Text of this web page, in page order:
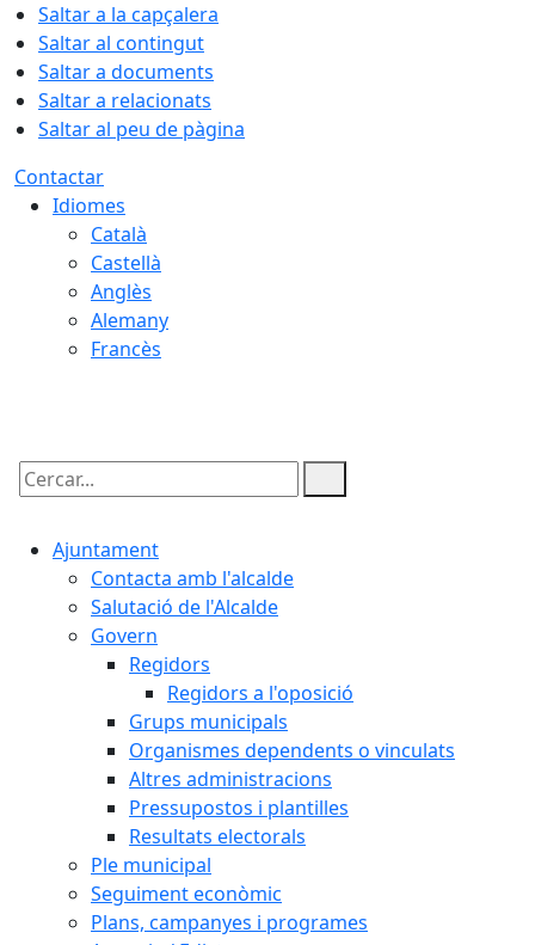
Saltar a la capçalera
Saltar al contingut
Saltar a documents
Saltar a relacionats
Saltar al peu de pàgina
Contactar
Idiomes
Català
Castellà
Anglès
Alemany
Francès
Cercar:
Ajuntament
Contacta amb l'alcalde
Salutació de l'Alcalde
Govern
Regidors
Regidors a l'oposició
Grups municipals
Organismes dependents o vinculats
Altres administracions
Pressupostos i plantilles
Resultats electorals
Ple municipal
Seguiment econòmic
Plans, campanyes i programes